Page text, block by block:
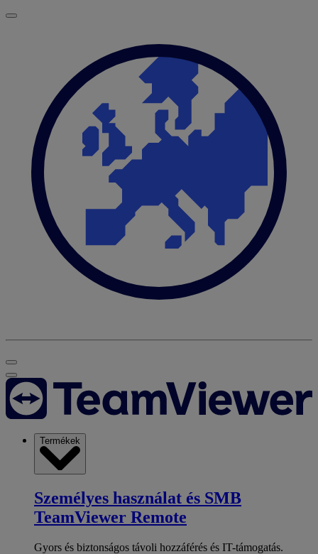
Termékek
Személyes használat és SMB
TeamViewer Remote
Gyors és biztonságos távoli hozzáférés és IT-támogatás.